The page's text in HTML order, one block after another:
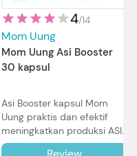
4/14
Mom Uung
Mom Uung Asi Booster
30 kapsul
Asi Booster kapsul Mom
Uung praktis dan efektif
meningkatkan produksi ASI
Bunda untuk Si Kecil. Simak